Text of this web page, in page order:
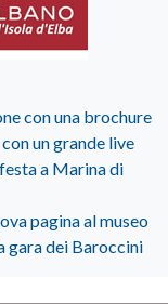
con una brochure
un grande live
a Marina di
pagina al museo
gara dei Baroccini